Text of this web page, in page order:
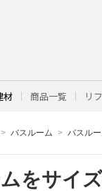
材 商品一覧 リ
バスルーム バスル
をサイ